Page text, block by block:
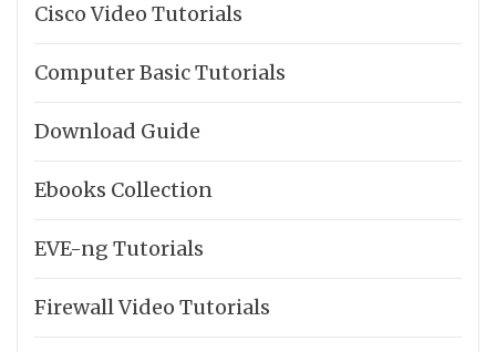
Cisco Video Tutorials
Computer Basic Tutorials
Download Guide
Ebooks Collection
EVE-ng Tutorials
Firewall Video Tutorials